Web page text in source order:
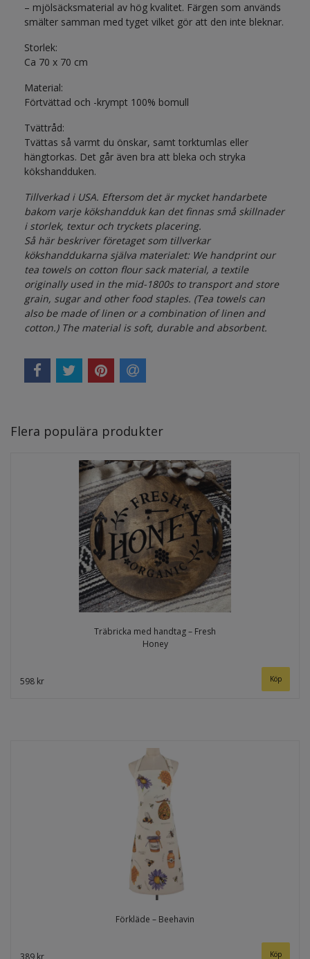
– mjölsäcksmaterial av hög kvalitet. Färgen som används
smälter samman med tyget vilket gör att den inte bleknar.
Storlek:
Ca 70 x 70 cm
Material:
Förtvättad och -krympt 100% bomull
Tvättråd:
Tvättas så varmt du önskar, samt torktumlas eller
hängtorkas. Det går även bra att bleka och stryka
kökshandduken.
Tillverkad i USA. Eftersom det är mycket handarbete
bakom varje kökshandduk kan det finnas små skillnader
i storlek, textur och tryckets placering.
Så här beskriver företaget som tillverkar
kökshanddukarna själva materialet: We handprint our
tea towels on cotton flour sack material, a textile
originally used in the mid-1800s to transport and store
grain, sugar and other food staples. (Tea towels can
also be made of linen or a combination of linen and
cotton.) The material is soft, durable and absorbent.
Flera populära produkter
Träbricka med handtag – Fresh
Honey
598 kr Köp
Förkläde – Beehavin
389 kr